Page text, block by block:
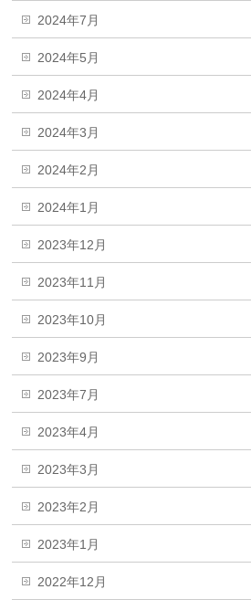
2024年7月
2024年5月
2024年4月
2024年3月
2024年2月
2024年1月
2023年12月
2023年11月
2023年10月
2023年9月
2023年7月
2023年4月
2023年3月
2023年2月
2023年1月
2022年12月